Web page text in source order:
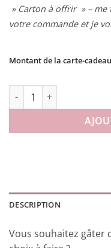
» Carton à offrir » – me
votre commande et je
Montant de la carte-cadeau
quantité de La Carte-
DESCRIPTION
Vous souhaitez gâter